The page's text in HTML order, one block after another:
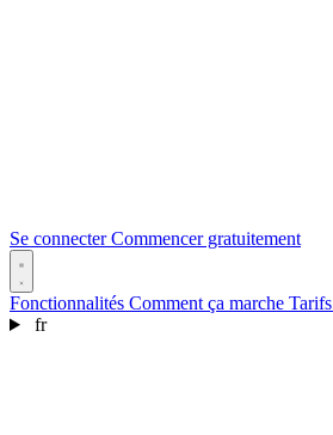
Se connecterCommencer gratuitement
Fonctionnalités Comment ça marche Tarifs
fr